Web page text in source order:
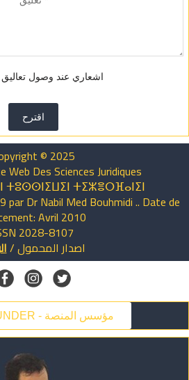
اشعاري عند وصول تعاليق
اقترح
© 2025
Des Sciences Juridiques
ⵜⵉⵣⴻⵔⴼⴰⵏⵉⵏ
par Dr Nabil Med Bouhmidi .. Date de
Avril 2010
2028-8107
اصدار المحمول/
THE FOUNDER - مؤسس المنصة